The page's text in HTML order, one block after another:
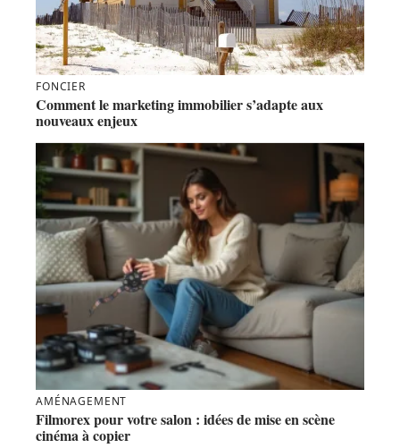
FONCIER
Comment le marketing immobilier s’adapte aux
nouveaux enjeux
AMÉNAGEMENT
Filmorex pour votre salon : idées de mise en scène
cinéma à copier